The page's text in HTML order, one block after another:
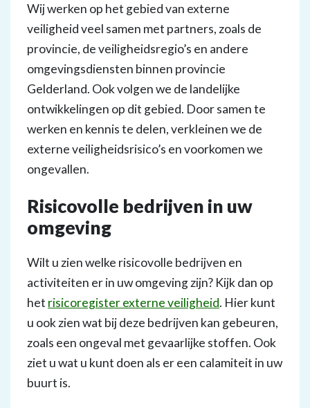
Wij werken op het gebied van externe
veiligheid veel samen met partners, zoals de
provincie, de veiligheidsregio’s en andere
omgevingsdiensten binnen provincie
Gelderland. Ook volgen we de landelijke
ontwikkelingen op dit gebied. Door samen te
werken en kennis te delen, verkleinen we de
externe veiligheidsrisico’s en voorkomen we
ongevallen.
Risicovolle bedrijven in uw
omgeving
Wilt u zien welke risicovolle bedrijven en
activiteiten er in uw omgeving zijn? Kijk dan op
het risicoregister externe veiligheid. Hier kunt
u ook zien wat bij deze bedrijven kan gebeuren,
zoals een ongeval met gevaarlijke stoffen. Ook
ziet u wat u kunt doen als er een calamiteit in uw
buurt is.